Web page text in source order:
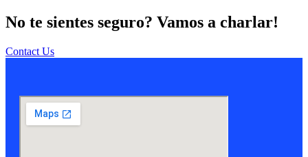
No te sientes seguro? Vamos a charlar!
Contact Us